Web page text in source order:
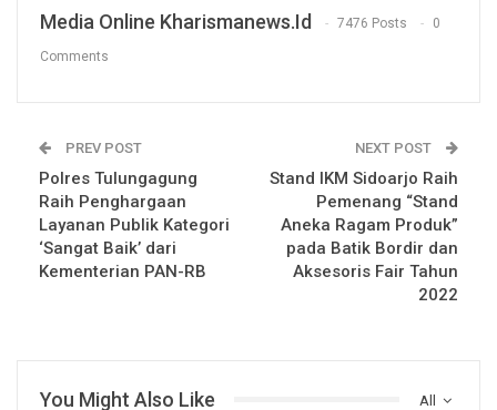
Media Online Kharismanews.id 7476 Posts 0
Comments
PREV POST
Polres Tulungagung
Raih Penghargaan
Layanan Publik Kategori
‘Sangat Baik’ dari
Kementerian PAN-RB
NEXT POST
Stand IKM Sidoarjo Raih
Pemenang “Stand
Aneka Ragam Produk”
pada Batik Bordir dan
Aksesoris Fair Tahun
2022
All
You Might Also Like